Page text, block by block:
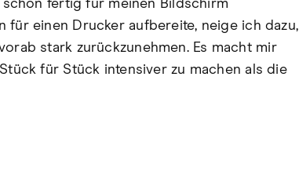
schon fertig für meinen Bildschirm
für einen Drucker aufbereite, neige ich dazu,
stark zurückzunehmen. Es macht mir
für Stück intensiver zu machen als die